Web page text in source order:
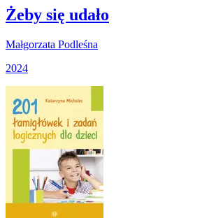
Żeby się udało
Małgorzata Podleśna
2024